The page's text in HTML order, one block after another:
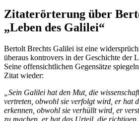
Zitaterörterung über
„Leben des Galilei“
Bertolt Brechts Galilei ist eine
überaus kontrovers in der Geschichte der
Seine offensichtlichen Gegensätze
Zitat wieder:
„Sein Galilei hat den Mut, die
vertreten, obwohl sie verfolgt wird, er hat
erkennen, obwohl sie verhüllt wird, er
zu machen, er hat das Urteil, die richtigen